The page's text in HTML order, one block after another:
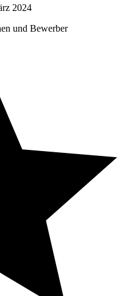
2024
und Bewerber